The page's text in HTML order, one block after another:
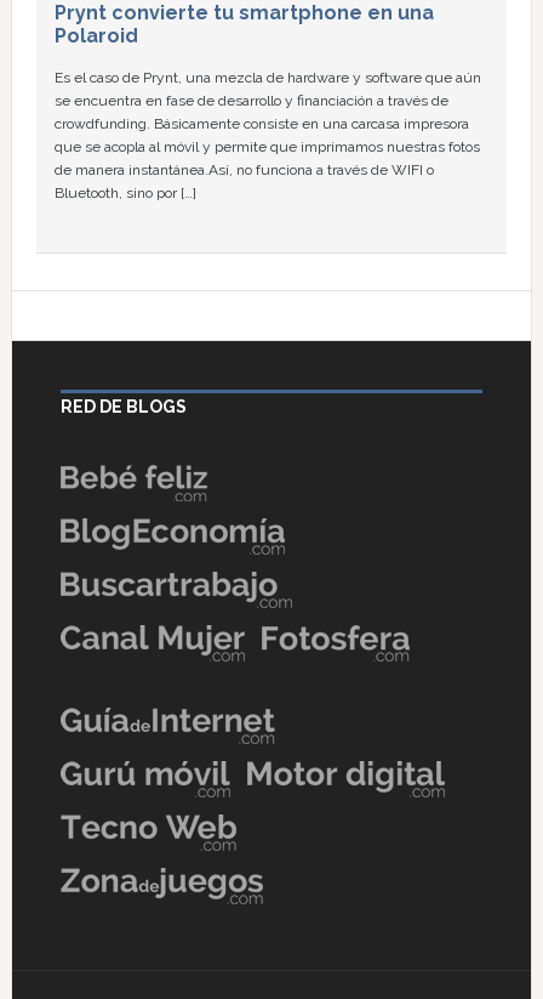
Prynt convierte tu smartphone en una
Polaroid
Es el caso de Prynt, una mezcla de hardware y software que aún
se encuentra en fase de desarrollo y financiación a través de
crowdfunding. Básicamente consiste en una carcasa impresora
que se acopla al móvil y permite que imprimamos nuestras fotos
de manera instantánea.Así, no funciona a través de WIFI o
Bluetooth, sino por […]
RED DE BLOGS